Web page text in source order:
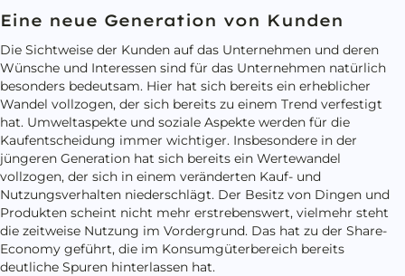
Eine neue Generation von Kunden
Die Sichtweise der Kunden auf das Unternehmen und deren
Wünsche und Interessen sind für das Unternehmen natürlich
besonders bedeutsam. Hier hat sich bereits ein erheblicher
Wandel vollzogen, der sich bereits zu einem Trend verfestigt
hat. Umweltaspekte und soziale Aspekte werden für die
Kaufentscheidung immer wichtiger. Insbesondere in der
jüngeren Generation hat sich bereits ein Wertewandel
vollzogen, der sich in einem veränderten Kauf- und
Nutzungsverhalten niederschlägt. Der Besitz von Dingen und
Produkten scheint nicht mehr erstrebenswert, vielmehr steht
die zeitweise Nutzung im Vordergrund. Das hat zu der Share-
Economy geführt, die im Konsumgüterbereich bereits
deutliche Spuren hinterlassen hat.